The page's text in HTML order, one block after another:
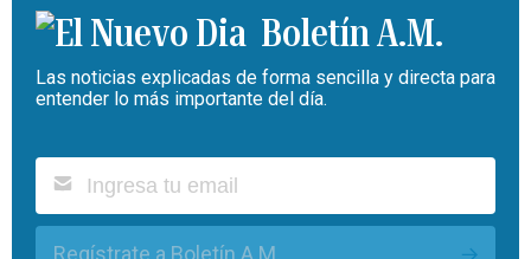
Boletín A.M.
Las noticias explicadas de forma sencilla y directa para
entender lo más importante del día.